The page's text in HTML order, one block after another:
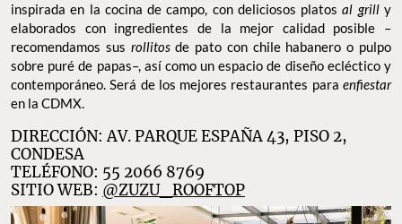
inspirada en la cocina de campo, con deliciosos platosal grilly
elaborados con ingredientes de la mejor calidad posible –
recomendamos sus rollitosde pato con chile habanero o pulpo
sobre puré de papas–, así como un espacio de diseño ecléctico y
contemporáneo. Será de los mejores restaurantes para enfiestar
en la CDMX.
DIRECCIÓN: AV. PARQUE ESPAÑA 43, PISO 2,
CONDESA
TELÉFONO: 55 2066 8769
SITIO WEB: @ZUZU_ROOFTOP